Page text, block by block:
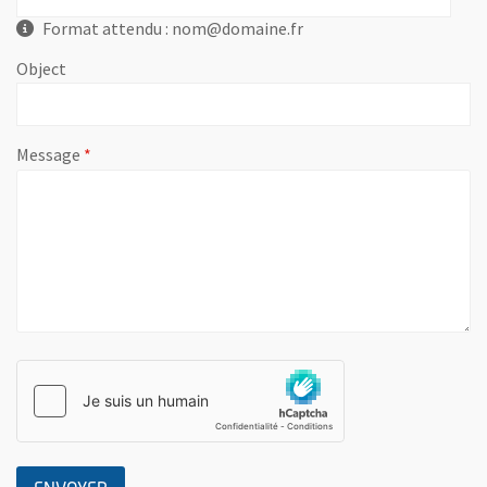
Format attendu : nom@domaine.fr
Object
Message , champ obligatoire